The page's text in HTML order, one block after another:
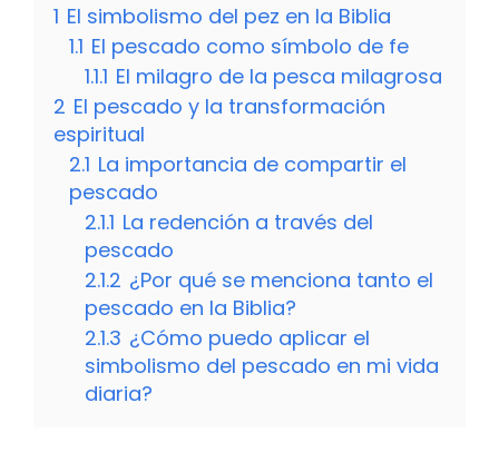
1 El simbolismo del pez en la Biblia
1.1 El pescado como símbolo de fe
1.1.1 El milagro de la pesca milagrosa
2 El pescado y la transformación
espiritual
2.1 La importancia de compartir el
pescado
2.1.1 La redención a través del
pescado
2.1.2 ¿Por qué se menciona tanto el
pescado en la Biblia?
2.1.3 ¿Cómo puedo aplicar el
simbolismo del pescado en mi vida
diaria?